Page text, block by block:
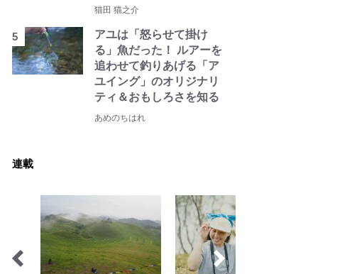
猫田 猫之介
アユは「怒らせて掛け
る」魚だった！ ルアーを
追わせて釣りあげる「ア
ユイング」のオリジナリ
ティ＆おもしろさを知る
あめのちはれ
連載